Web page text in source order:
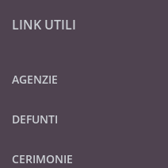
LINK UTILI
AGENZIE
DEFUNTI
CERIMONIE